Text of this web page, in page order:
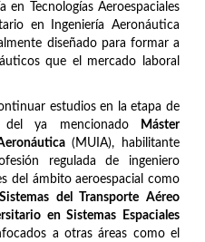
en Tecnologías Aeroespaciales
en Ingeniería Aeronáutica
diseñado para formar a
que el mercado laboral
estudios en la etapa de
del ya mencionado
Máster
(MUIA), habilitante
regulada de ingeniero
del ámbito aeroespacial como
del Transporte Aéreo
en Sistemas Espaciales
a otras áreas como el